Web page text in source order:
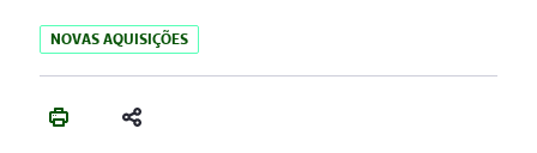
NOVAS AQUISIÇÕES